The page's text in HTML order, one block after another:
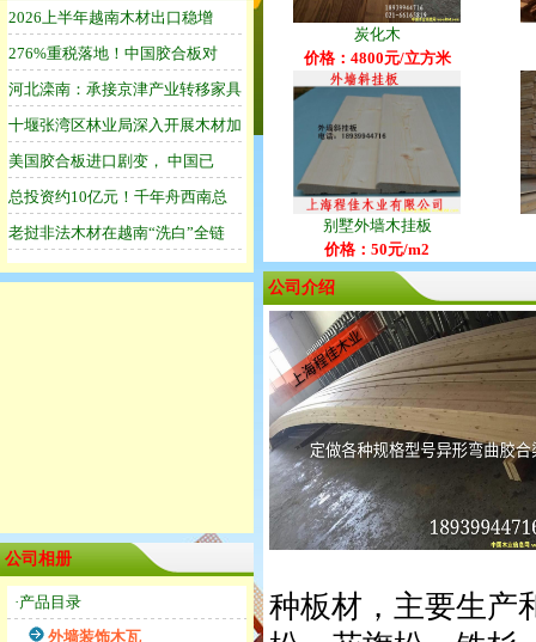
公司相册
·产品目录
外墙装饰木瓦
炭化木
价格：4800元/立方米
别墅外墙木挂板
价格：50元/m2
公司介绍
种板材，主要生产